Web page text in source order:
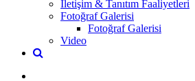
İletişim & Tanıtım Faaliyetleri
Fotoğraf Galerisi
Fotoğraf Galerisi
Video